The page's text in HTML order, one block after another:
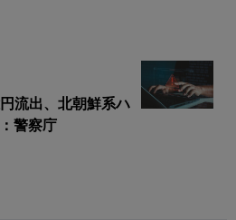
流出、北朝鮮系ハ
警察庁